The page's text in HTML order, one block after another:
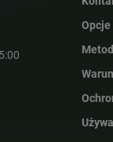
Opcje